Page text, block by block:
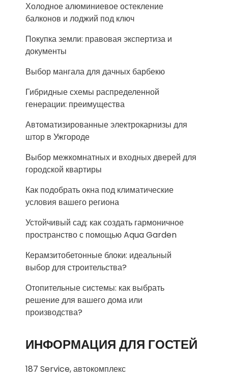
Холодное алюминиевое остекление
балконов и лоджий под ключ
Покупка земли: правовая экспертиза и
документы
Выбор мангала для дачных барбекю
Гибридные схемы распределенной
генерации: преимущества
Автоматизированные электрокарнизы для
штор в Ужгороде
Выбор межкомнатных и входных дверей для
городской квартиры
Как подобрать окна под климатические
условия вашего региона
Устойчивый сад: как создать гармоничное
пространство с помощью Aqua Garden
Керамзитобетонные блоки: идеальный
выбор для строительства?
Отопительные системы: как выбрать
решение для вашего дома или
производства?
ИНФОРМАЦИЯ ДЛЯ ГОСТЕЙ
187 Service, автокомплекс